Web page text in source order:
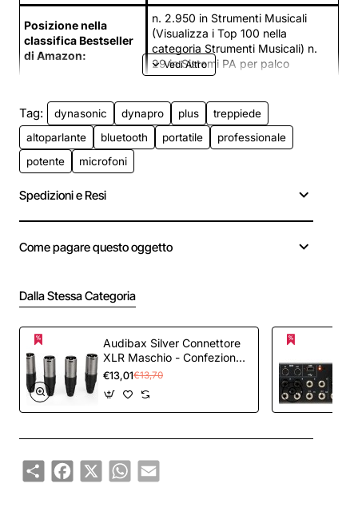
Posizione nella
classifica Bestseller
di Amazon:
n. 2.950 in Strumenti Musicali
(Visualizza i Top 100 nella
categoria Strumenti Musicali) n.
29 in Sistemi PA per palco
Tag: dynasonic dynapro plus
treppiede
altoparlante
bluetooth portatile
professionale
potente
microfoni
Spedizioni e Resi
Come pagare questo oggetto
Dalla Stessa Categoria
Audibax Silver Connettore
XLR Maschio - Confezione
da 10 Pezzi - Connettori
OFC ad Alta Trasmissione
del Segnale - Rivestiti in
PVC - Massimo Isolamento
Nero
€13,01€13,70
ShareFacebook
X WhatsApp
Email